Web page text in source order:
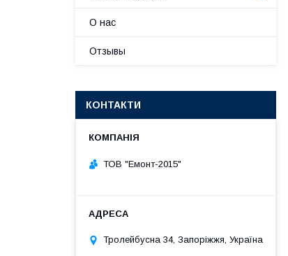
О нас
Отзывы
КОНТАКТИ
ТОВ "Емонт-2015"
Тролейбусна 34, Запоріжжя, Україна